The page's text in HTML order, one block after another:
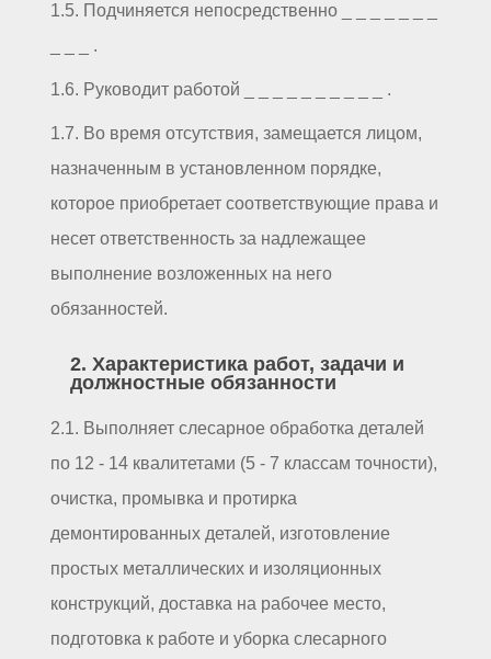
1.5. Подчиняется непосредственно _ _ _ _ _ _ _
_ _ _ .
1.6. Руководит работой _ _ _ _ _ _ _ _ _ _ .
1.7. Во время отсутствия, замещается лицом,
назначенным в установленном порядке,
которое приобретает соответствующие права и
несет ответственность за надлежащее
выполнение возложенных на него
обязанностей.
2. Характеристика работ, задачи и
должностные обязанности
2.1. Выполняет слесарное обработка деталей
по 12 - 14 квалитетами (5 - 7 классам точности),
очистка, промывка и протирка
демонтированных деталей, изготовление
простых металлических и изоляционных
конструкций, доставка на рабочее место,
подготовка к работе и уборка слесарного